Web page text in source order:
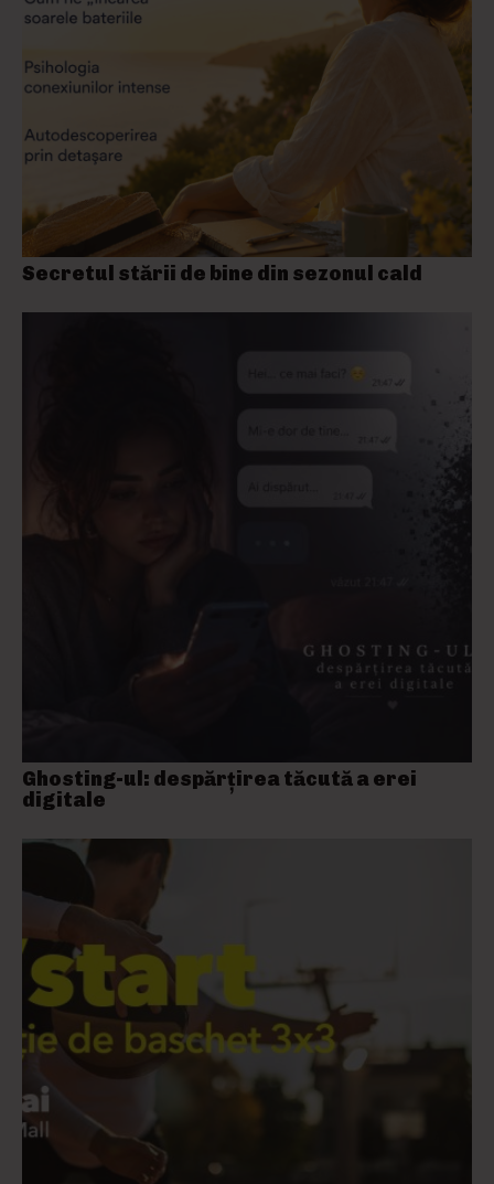
Secretul stării de bine din sezonul cald
Ghosting-ul: despărțirea tăcută a erei
digitale